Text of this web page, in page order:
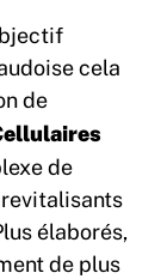
cela
de
de
élaborés,
de plus